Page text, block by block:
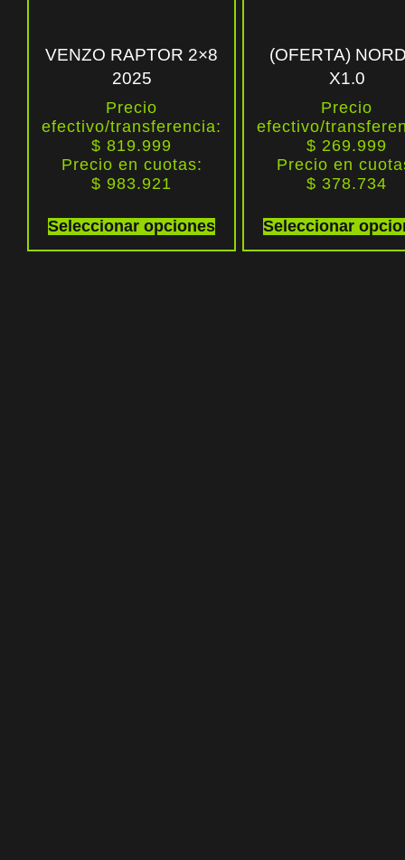
VENZO RAPTOR 2×8
2025
Precio
efectivo/transferencia:
$ 819.999
Precio en cuotas:
$ 983.921
Seleccionar opciones
(OFERTA)
X1.0
Precio
efectivo/
$ 269.999
Precio en
$ 378.734
Seleccionar